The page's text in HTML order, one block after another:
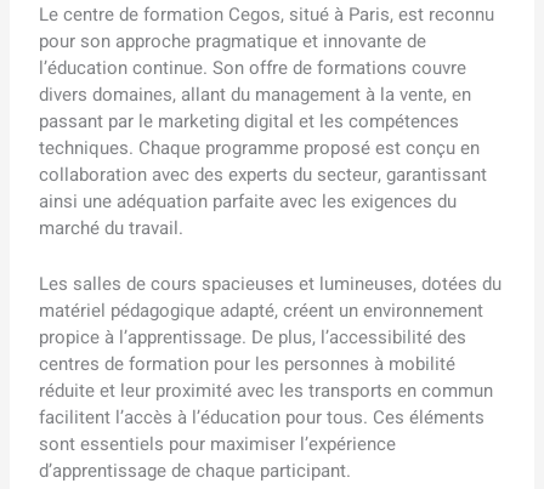
Le centre de formation Cegos, situé à Paris, est reconnu
pour son approche pragmatique et innovante de
l’éducation continue. Son offre de formations couvre
divers domaines, allant du management à la vente, en
passant par le marketing digital et les compétences
techniques. Chaque programme proposé est conçu en
collaboration avec des experts du secteur, garantissant
ainsi une adéquation parfaite avec les exigences du
marché du travail.
Les salles de cours spacieuses et lumineuses, dotées du
matériel pédagogique adapté, créent un environnement
propice à l’apprentissage. De plus, l’accessibilité des
centres de formation pour les personnes à mobilité
réduite et leur proximité avec les transports en commun
facilitent l’accès à l’éducation pour tous. Ces éléments
sont essentiels pour maximiser l’expérience
d’apprentissage de chaque participant.